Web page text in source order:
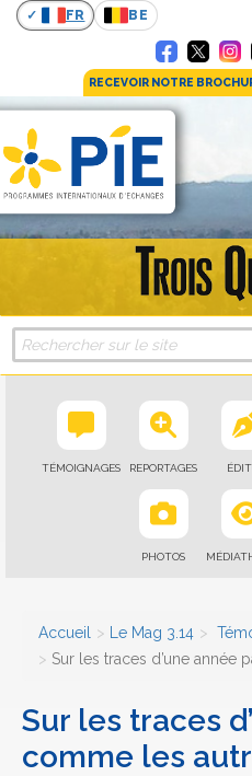
FR BE
RECEVOIR NOTRE
TÉMOIGNAGES REPORTAGES
PHOTOS
Accueil Le Mag 3.14
Sur les traces d’une année
Sur les traces
comme les